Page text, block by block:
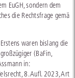
EuGH, sondern dem
die Rechtsfrage
waren bislang die
(BaFin,
in:
8. Aufl. 2023, Art.